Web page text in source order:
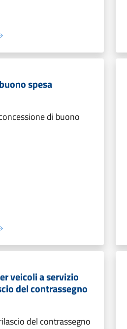
spesa
di buono
veicoli a servizio
del contrassegno
del contrassegno